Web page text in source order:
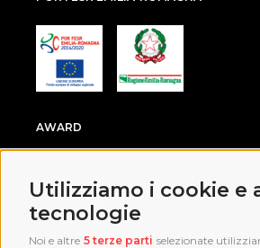
Utilizziamo i cookie e
tecnologie
Noi e altre 5 terze parti selezionate
AWARD